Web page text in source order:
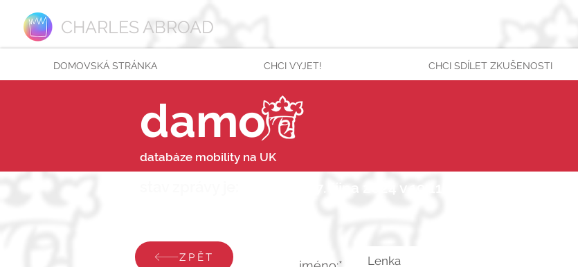
CHARLES ABROAD
DOMOVSKÁ STRÁNKA CHCI VYJET! CHCI SDÍLET ZKUŠENOSTI
damo
databáze mobility na UK
ZPĚT